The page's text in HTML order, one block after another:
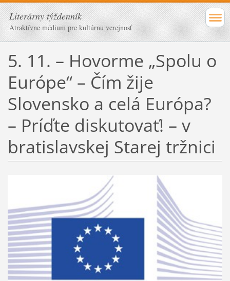
Literárny týždenník
Atraktívne médium pre kultúrnu verejnosť
5. 11. – Hovorme „Spolu o
Európe“ – Čím žije
Slovensko a celá Európa?
– Príďte diskutovať! – v
bratislavskej Starej tržnici